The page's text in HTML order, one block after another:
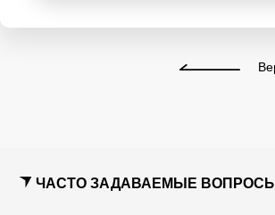
ЧАСТО ЗАДАВАЕМЫЕ ВОПРОСЫ